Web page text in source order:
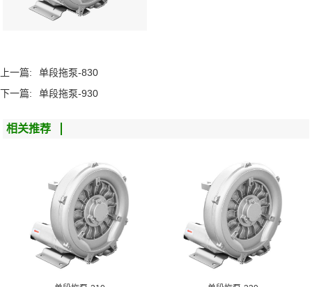
上一篇:
单段拖泵-830
下一篇:
单段拖泵-930
相关推荐